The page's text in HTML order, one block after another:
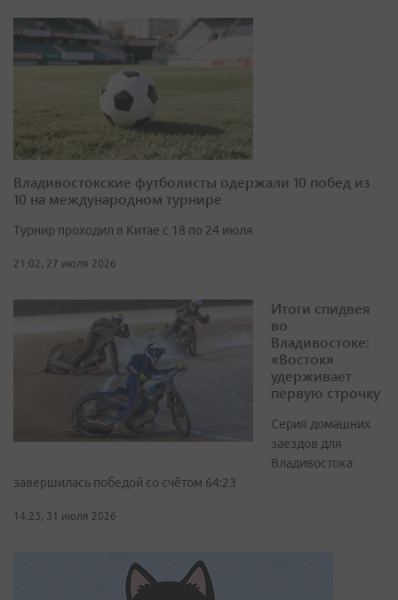
Владивостокские футболисты одержали 10 побед из
10 на международном турнире
Турнир проходил в Китае с 18 по 24 июля
21:02, 27 июля 2026
Итоги спидвея
во
Владивостоке:
«Восток»
удерживает
первую строчку
Серия домашних
заездов для
Владивостока
завершилась победой со счётом 64:23
14:23, 31 июля 2026